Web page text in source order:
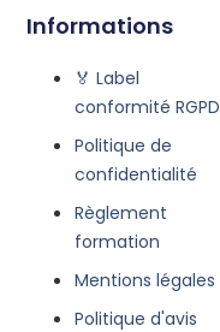
Informations
🏅 Label
conformité RGPD
Politique de
confidentialité
Règlement
formation
Mentions légales
Politique d'avis